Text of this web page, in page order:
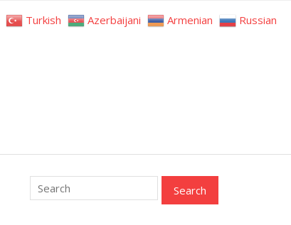
Turkish Azerbaijani Armenian Russian